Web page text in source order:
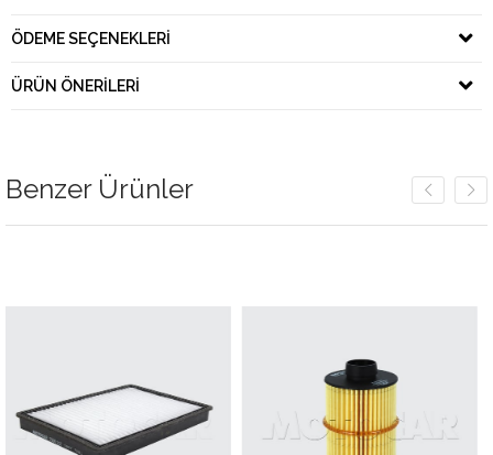
ÖDEME SEÇENEKLERI
ÜRÜN ÖNERILERI
Benzer Ürünler